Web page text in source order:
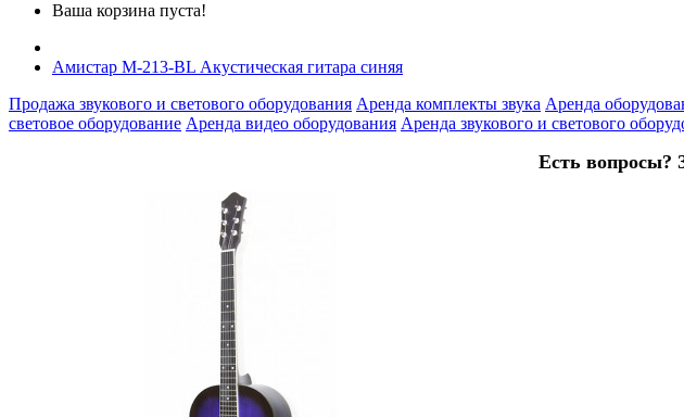
Ваша корзина пуста!
Амистар M-213-BL Акустическая гитара синяя
Продажа звукового и светового оборудования Аренда комплекты звука Аренда
световое оборудование Аренда видео оборудования Аренда звукового и светового
Есть вопросы?